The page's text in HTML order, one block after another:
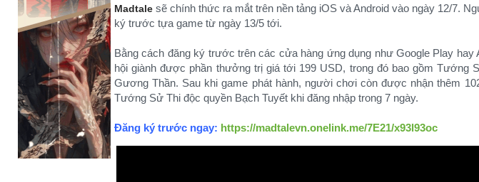
Madtale sẽ chính thức ra mắt trên nền tảng iOS và Android vào ngày 12/7.
ký trước tựa game từ ngày 13/5 tới.
Bằng cách đăng ký trước trên các cửa hàng ứng dụng như Google Play
hội giành được phần thưởng trị giá tới 199 USD, trong đó bao gồm Tướng
Gương Thần. Sau khi game phát hành, người chơi còn được nhận thêm
Tướng Sử Thi độc quyền Bạch Tuyết khi đăng nhập trong 7 ngày.
Đăng ký trước ngay: https://madtalevn.onelink.me/7E21/x93l93oc